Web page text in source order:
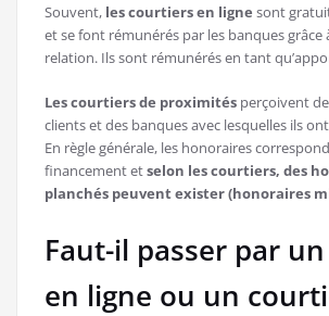
Souvent, les courtiers en ligne sont
et se font rémunérés par les banques grâce
relation. Ils sont rémunérés en tant
Les courtiers de proximités perçoivent
clients et des banques avec lesquelles ils
En règle générale, les honoraires
financement etselon les courtiers, des
planchés peuvent exister (honoraires
Faut-il passer par
en ligne ou un